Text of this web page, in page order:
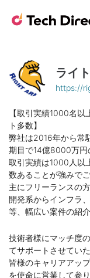
ライ
https://
【取引実績1000名
ト多数】
弊社は2016年から常
期目で14億8000万円
取引実績は1000人以
数あることが強みでご
主にフリーランスの
開発系からインフラ
等、幅広い案件の紹
技術者様にマッチ度
てサポートさせてい
皆様のキャリアアッ
を使命に営業して参